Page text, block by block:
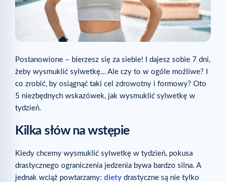
Postanowione – bierzesz się za siebie! I dajesz sobie 7 dni,
żeby wysmuklić sylwetkę… Ale czy to w ogóle możliwe? I
co zrobić, by osiągnąć taki cel zdrowotny i formowy? Oto
5 niezbędnych wskazówek, jak wysmuklić sylwetkę w
tydzień.
Kilka słów na wstępie
Kiedy chcemy wysmuklić sylwetkę w tydzień, pokusa
drastycznego ograniczenia jedzenia bywa bardzo silna. A
jednak wciąż powtarzamy: diety drastyczne są nie tylko